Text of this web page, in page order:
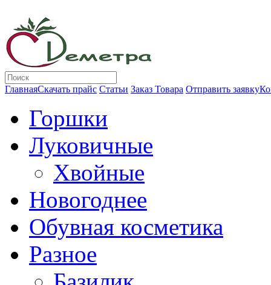
ГлавнаяСкачать прайс Статьи Заказ Товара Отправить заявку
Горшки
Луковичные
Хвойные
Новогоднее
Обувная косметика
Разное